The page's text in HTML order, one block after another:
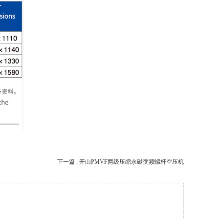
下一篇 : 开山PMVF两级压缩永磁变频螺杆空压机